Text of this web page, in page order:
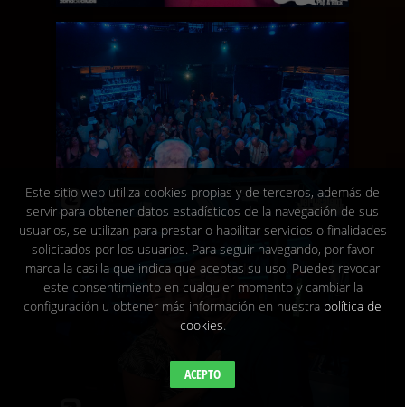
Este sitio web utiliza cookies propias y de terceros, además de
servir para obtener datos estadísticos de la navegación de sus
usuarios, se utilizan para prestar o habilitar servicios o finalidades
solicitados por los usuarios. Para seguir navegando, por favor
marca la casilla que indica que aceptas su uso. Puedes revocar
este consentimiento en cualquier momento y cambiar la
configuración u obtener más información en nuestra política de
cookies.
ACEPTO